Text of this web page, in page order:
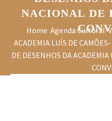
NACIONAL DE
Home Agenda Cultural
ACADEMIA LUÍS DE
DE DESENHOS DA